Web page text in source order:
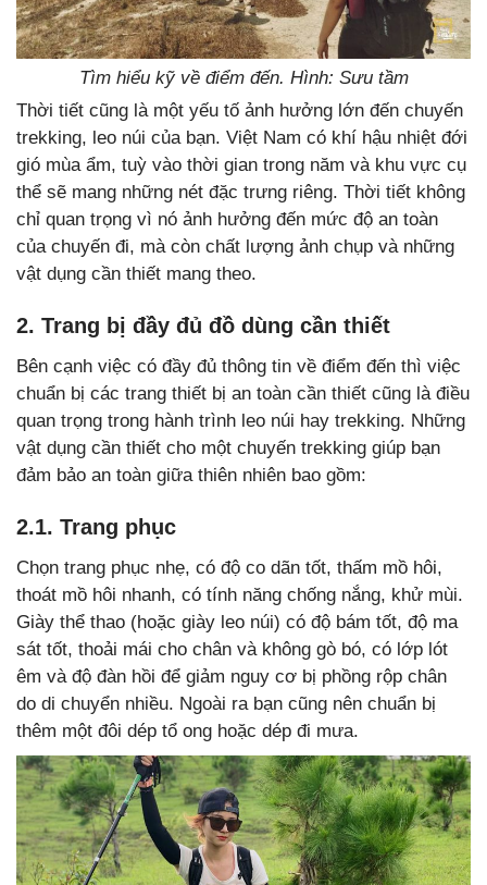
Tìm hiểu kỹ về điểm đến. Hình: Sưu tầm
Thời tiết cũng là một yếu tố ảnh hưởng lớn đến chuyến
trekking, leo núi của bạn. Việt Nam có khí hậu nhiệt đới
gió mùa ẩm, tuỳ vào thời gian trong năm và khu vực cụ
thể sẽ mang những nét đặc trưng riêng. Thời tiết không
chỉ quan trọng vì nó ảnh hưởng đến mức độ an toàn
của chuyến đi, mà còn chất lượng ảnh chụp và những
vật dụng cần thiết mang theo.
2. Trang bị đầy đủ đồ dùng cần thiết
Bên cạnh việc có đầy đủ thông tin về điểm đến thì việc
chuẩn bị các trang thiết bị an toàn cần thiết cũng là điều
quan trọng trong hành trình leo núi hay trekking. Những
vật dụng cần thiết cho một chuyến trekking giúp bạn
đảm bảo an toàn giữa thiên nhiên bao gồm:
2.1. Trang phục
Chọn trang phục nhẹ, có độ co dãn tốt, thấm mồ hôi,
thoát mồ hôi nhanh, có tính năng chống nắng, khử mùi.
Giày thể thao (hoặc giày leo núi) có độ bám tốt, độ ma
sát tốt, thoải mái cho chân và không gò bó, có lớp lót
êm và độ đàn hồi để giảm nguy cơ bị phồng rộp chân
do di chuyển nhiều. Ngoài ra bạn cũng nên chuẩn bị
thêm một đôi dép tổ ong hoặc dép đi mưa.